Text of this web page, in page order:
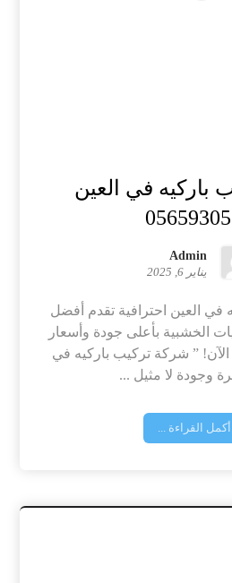
باركيه في العين
Admin
يناير 6, 2025
في العين احترافية تقدم أفضل
الخشبية بأعلى جودة وأسعار
” شركة تركيب باركيه في
وجودة لا مثيل ...
أكمل القراءة ...